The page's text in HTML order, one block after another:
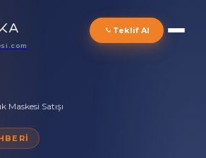
Teklif Al
Maskesi Satışı